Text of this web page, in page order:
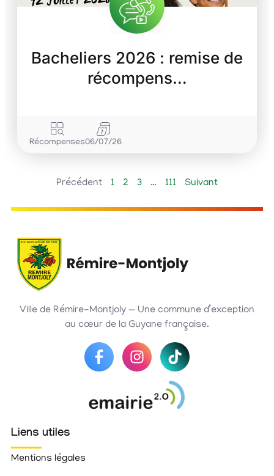
Bacheliers 2026 : remise de
récompens…
Récompenses06/07/26
Précédent 1 2 3 … 111 Suivant
Ville de Rémire-Montjoly — Une commune d’exception
au cœur de la Guyane française.
Liens utiles
Mentions légales